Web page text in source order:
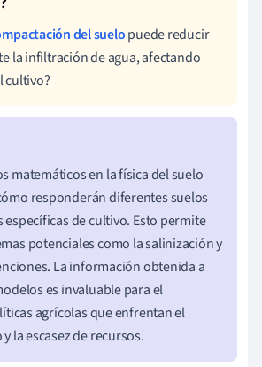
del suelopuede reducir
la infiltración de agua, afectando
cultivo?
matemáticos en la física del suelo
responderán diferentes suelos
de cultivo. Esto permite
potenciales como la salinización y
La información obtenida a
es invaluable para el
agrícolas que enfrentan el
la escasez de recursos.